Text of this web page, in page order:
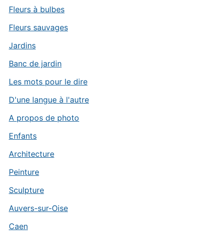
Fleurs à bulbes
Fleurs sauvages
Jardins
Banc de jardin
Les mots pour le dire
D'une langue à l'autre
A propos de photo
Enfants
Architecture
Peinture
Sculpture
Auvers-sur-Oise
Caen